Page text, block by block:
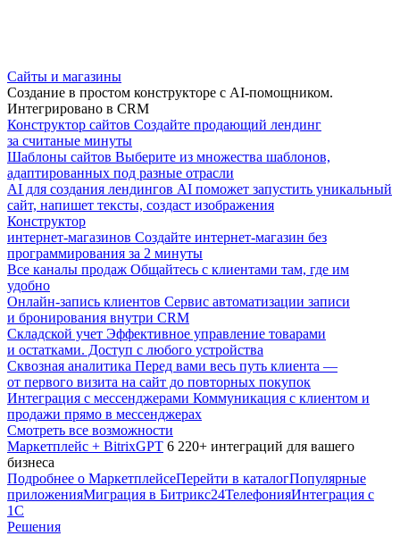
Сайты и магазины
Создание в простом конструкторе с AI-помощником.
Интегрировано в CRM
Конструктор сайтов Создайте продающий лендинг
за считаные минуты
Шаблоны сайтов Выберите из множества шаблонов,
адаптированных под разные отрасли
AI для создания лендингов AI поможет запустить уникальный
сайт, напишет тексты, создаст изображения
Конструктор
интернет-магазинов Создайте интернет-магазин без
программирования за 2 минуты
Все каналы продаж Общайтесь с клиентами там, где им
удобно
Онлайн-запись клиентов Сервис автоматизации записи
и бронирования внутри CRM
Складской учет Эффективное управление товарами
и остатками. Доступ с любого устройства
Сквозная аналитика Перед вами весь путь клиента —
от первого визита на сайт до повторных покупок
Интеграция с мессенджерами Коммуникация с клиентом и
продажи прямо в мессенджерах
Смотреть все возможности
Маркетплейс + BitrixGPT 6 220+ интеграций для вашего
бизнеса
Подробнее о МаркетплейсеПерейти в каталогПопулярные
приложенияМиграция в Битрикс24ТелефонияИнтеграция с
1С
Решения